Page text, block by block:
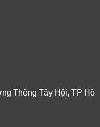
Thông Tây Hội, TP Hồ